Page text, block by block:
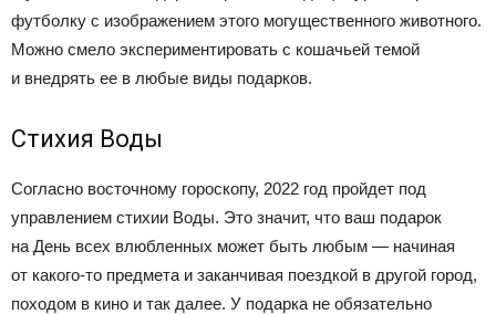
футболку с изображением этого могущественного животного.
Можно смело экспериментировать с кошачьей темой
и внедрять ее в любые виды подарков.
Стихия Воды
Согласно восточному гороскопу, 2022 год пройдет под
управлением стихии Воды. Это значит, что ваш подарок
на День всех влюбленных может быть любым — начиная
от какого-то предмета и заканчивая поездкой в другой город,
походом в кино и так далее. У подарка не обязательно